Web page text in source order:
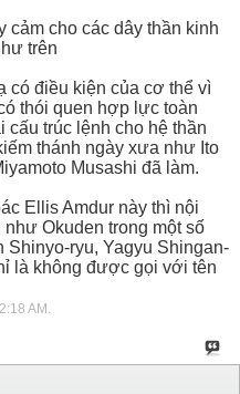
cảm cho các dây thần kinh
trên
có điều kiện của cơ thể vì
thói quen hợp lực toàn
cấu trúc lệnh cho hệ thần
thánh ngày xưa như Ito
Musashi đã làm.
Ellis Amdur này thì nội
Okuden trong một số
Shinyo-ryu, Yagyu Shingan-
là không được gọi với tên
AM .